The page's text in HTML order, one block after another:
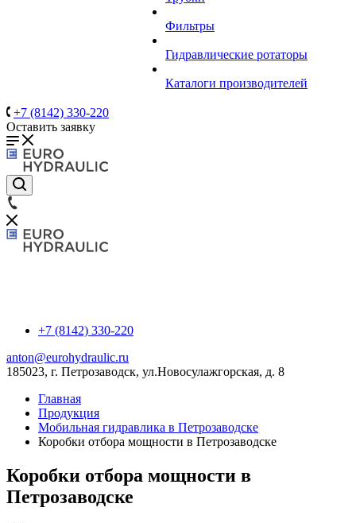
Фильтры
Гидравлические ротаторы
Каталоги производителей
+7 (8142) 330-220
Оставить заявку
+7 (8142) 330-220
anton@eurohydraulic.ru
185023, г. Петрозаводск, ул.Новосулажгорская, д. 8
Главная
Продукция
Мобильная гидравлика в Петрозаводске
Коробки отбора мощности в Петрозаводске
Коробки отбора мощности в
Петрозаводске